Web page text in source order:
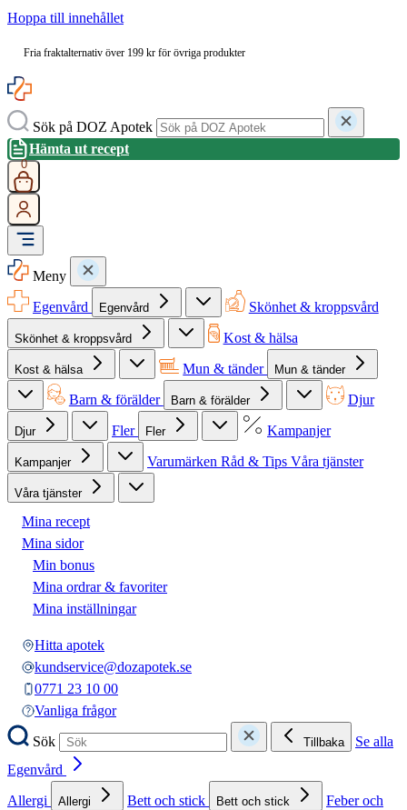
Hoppa till innehållet
Fria fraktalternativ över 199 kr för övriga produkter
Sök på DOZ Apotek
Hämta ut recept
0
Meny
Egenvård
Egenvård Skönhet & kroppsvård
Skönhet & kroppsvård Kost & hälsa
Kost & hälsa Mun & tänder Mun & tänder
Barn & förälder Barn & förälder Djur
Djur Fler Fler Kampanjer
Kampanjer Varumärken Råd & Tips Våra tjänster
Våra tjänster
Mina recept
Mina sidor
Min bonus
Mina ordrar & favoriter
Mina inställningar
Hitta apotek
kundservice@dozapotek.se
0771 23 10 00
Vanliga frågor
Sök
Tillbaka
Se alla
Egenvård
Allergi
Allergi Bett och stick Bett och stick
Feber och